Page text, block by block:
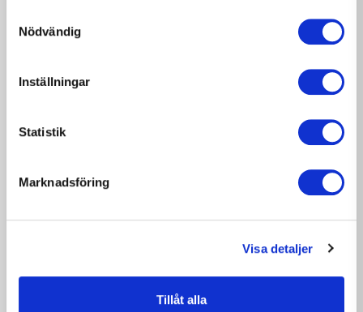
Nödvändig
Inställningar
Statistik
Marknadsföring
Visa detaljer
Tillåt alla
NYHETER
Nytt avrop på Dragonvägen –
samarbetet med Väsbyhem